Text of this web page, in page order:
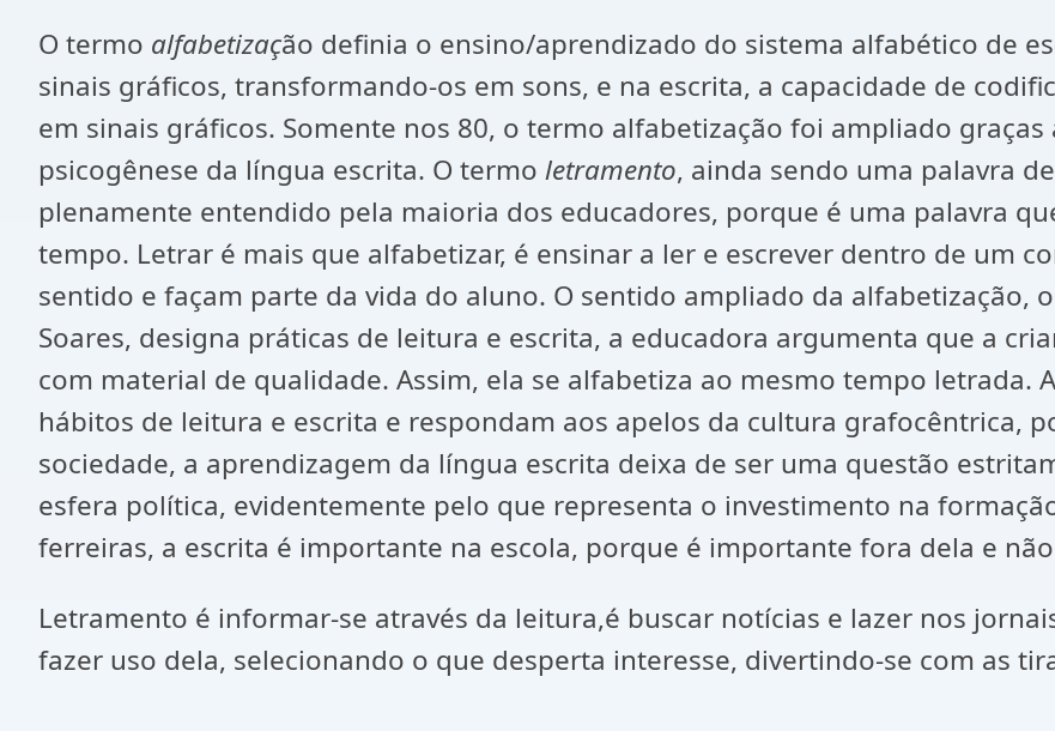
O termo alfabetização definia o ensino/aprendizado do sistema alfabético de
sinais gráficos, transformando-os em sons, e na escrita, a capacidade de
em sinais gráficos. Somente nos 80, o termo alfabetização foi ampliado
psicogênese da língua escrita. O termo letramento, ainda sendo uma palavra
plenamente entendido pela maioria dos educadores, porque é uma palavra
tempo. Letrar é mais que alfabetizar, é ensinar a ler e escrever dentro de um
sentido e façam parte da vida do aluno. O sentido ampliado da alfabetização,
Soares, designa práticas de leitura e escrita, a educadora argumenta que a
com material de qualidade. Assim, ela se alfabetiza ao mesmo tempo letrada.
hábitos de leitura e escrita e respondam aos apelos da cultura grafocêntrica,
sociedade, a aprendizagem da língua escrita deixa de ser uma questão
esfera política, evidentemente pelo que representa o investimento na
ferreiras, a escrita é importante na escola, porque é importante fora dela e
Letramento é informar-se através da leitura,é buscar notícias e lazer nos
fazer uso dela, selecionando o que desperta interesse, divertindo-se com as